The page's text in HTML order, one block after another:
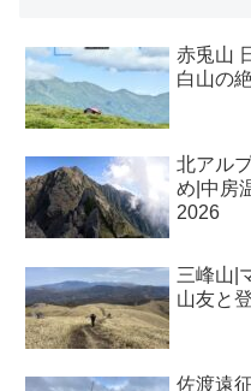
赤兎山
白山の
北アル
め|中房
2026
三峰山|
山友と
佐渡遠